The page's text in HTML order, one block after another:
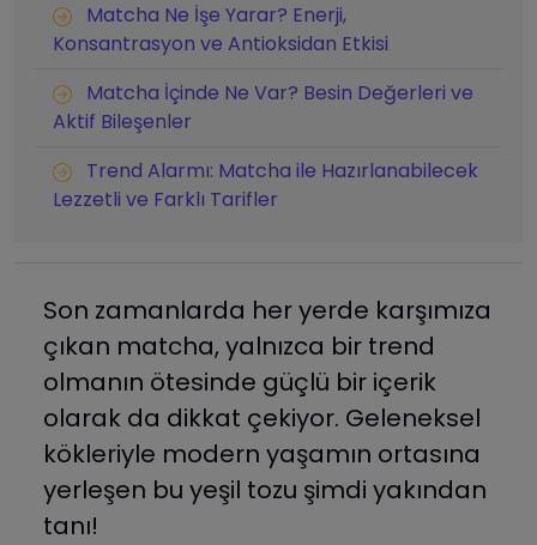
Matcha Ne İşe Yarar? Enerji,
Konsantrasyon ve Antioksidan Etkisi
Matcha İçinde Ne Var? Besin Değerleri ve
Aktif Bileşenler
Trend Alarmı: Matcha ile Hazırlanabilecek
Lezzetli ve Farklı Tarifler
Son zamanlarda her yerde karşımıza
çıkan matcha, yalnızca bir trend
olmanın ötesinde güçlü bir içerik
olarak da dikkat çekiyor. Geleneksel
kökleriyle modern yaşamın ortasına
yerleşen bu yeşil tozu şimdi yakından
tanı!